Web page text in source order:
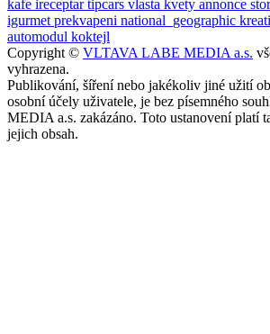
kafe ireceptartipcars vlasta kvety annonce
igurmet prekvapeni national_geographic
automodul koktejl
Copyright © VLTAVA LABE MEDIA a.s.
vyhrazena.
Publikování, šíření nebo jakékoliv jiné užití
osobní účely uživatele, je bez písemného
MEDIA a.s. zakázáno. Toto ustanovení platí
jejich obsah.